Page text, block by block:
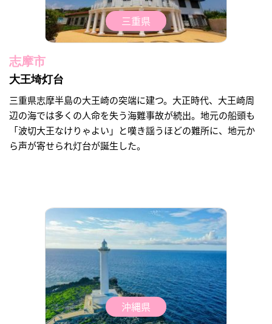
三重県
志摩市
大王埼灯台
三重県志摩半島の大王崎の突端に建つ。大正時代、大王崎周
辺の海では多くの人命を失う海難事故が続出。地元の船頭も
「波切大王なけりゃよい」と嘆き謡うほどの難所に、地元か
ら声が寄せられ灯台が誕生した。
沖縄県